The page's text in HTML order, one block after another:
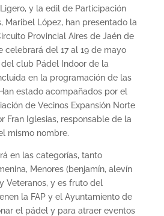
y la edil de Participación
Maribel López, han presentado la
Provincial Aires de Jaén de
celebrará del 17 al 19 de mayo
club Pádel Indoor de la
en la programación de las
estado acompañados por el
de Vecinos Expansión Norte
Fran Iglesias, responsable de la
mismo nombre.
en las categorías, tanto
Menores (benjamín, alevín
Veteranos, y es fruto del
la FAP y el Ayuntamiento de
el pádel y para atraer eventos